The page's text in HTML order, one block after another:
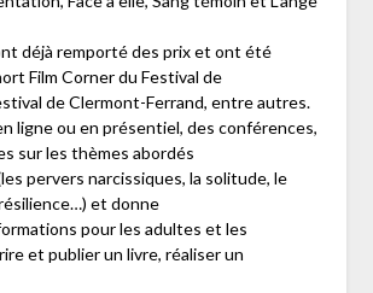
déjà remporté des prix et ont été
Film Corner du Festival de
de Clermont-Ferrand, entre autres.
ligne ou en présentiel, des conférences,
sur les thèmes abordés
pervers narcissiques, la solitude, le
et donne
pour les adultes et les
et publier un livre, réaliser un